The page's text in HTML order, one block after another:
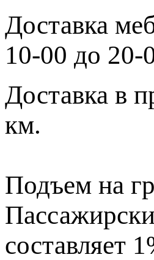
Доставка
10-00 до 20-
Доставка в
км.
Подъем на
составляет